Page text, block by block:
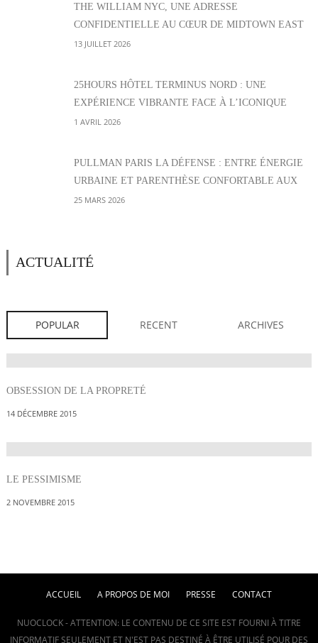
THE WILLIAM NYC, UNE ADRESSE
CONFIDENTIELLE AU CŒUR DE MIDTOWN EAST
13 JUILLET 2026
25HOURS HÔTEL TERMINUS NORD : UNE
EXPÉRIENCE VIBRANTE FACE À L’ICONIQUE
GARE PARISIENNE
1 AVRIL 2026
PULLMAN PARIS LA DÉFENSE : ENTRE ÉNERGIE
URBAINE ET PARENTHÈSE CONFORTABLE AUX
PORTES DE PARIS
25 MARS 2026
ACTUALITÉ
POPULAR RECENT ARCHIVES
OBSESSION DE LA PROPRETÉ
14 DÉCEMBRE 2015
LE PESSIMISME
2 NOVEMBRE 2015
ACCUEIL A PROPOS DE MOI PRESSE CONTACT
NUOCLOCK - ATTENTION: LE CONTENU DE CE SITE EST FOURNI À TITRE
INFORMATIF SEULEMENT ET N'EST PAS DESTINÉ À ÊTRE UTILISÉ POUR DES